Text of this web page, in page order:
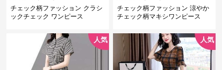
チェック柄ファッション クラシ
ックチェック ワンピース
チェック柄ファッション 涼やか
チェック柄マキシワンピース
人気 人気